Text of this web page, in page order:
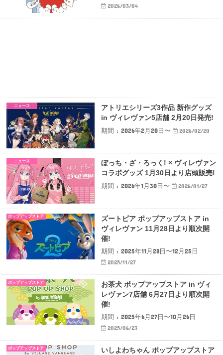
2026/03/04
ニュース
アトリエシリーズ3作品 新作グッズ
in ヴィレヴァン5店舗 2月20日発売!
期間 : 2026年2月20日〜
2026/02/20
ニュース
ぼっち・ざ・ろっく! × ヴィレヴァン
コラボグッズ 1月30日より店頭販売!
期間 : 2026年1月30日〜
2026/01/27
ポップアップストア
ズートピア ポップアップストア in
ヴィレヴァン 11月28日より順次開
催!
期間 : 2025年11月28日〜12月25日
2025/11/27
ポップアップストア
お茶犬 ポップアップストア in ヴィ
レヴァン7店舗 6月27日より順次開
催!
期間 : 2025年6月27日〜10月26日
2025/06/23
ポップアップストア
いしよわちゃん ポップアップストア